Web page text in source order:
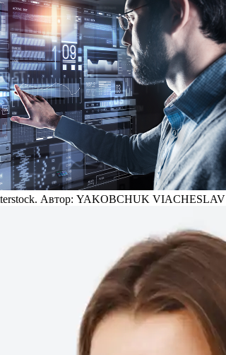
Автор: YAKOBCHUK VIACHESLAV